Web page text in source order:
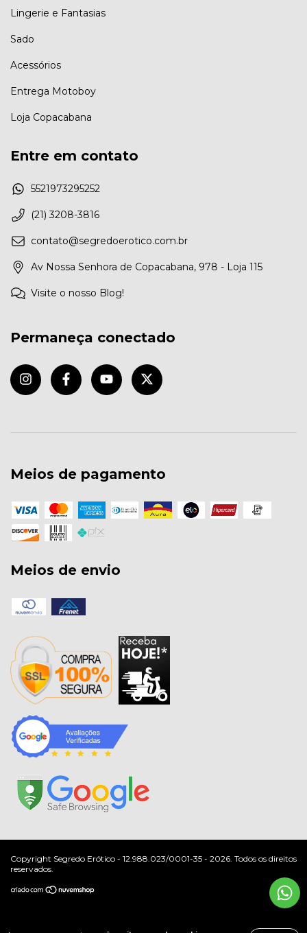
Lingerie e Fantasias
Sado
Acessórios
Entrega Motoboy
Loja Copacabana
Entre em contato
5521973295252
(21) 3208-3816
contato@segredoerotico.com.br
Av Nossa Senhora de Copacabana, 978 - Loja 115
Visite o nosso Blog!
Permaneça conectado
Meios de pagamento
Meios de envio
Copyright Segredo Erótico - 12.988.023/0001-35 - 2026. Todos os direitos
reservados.